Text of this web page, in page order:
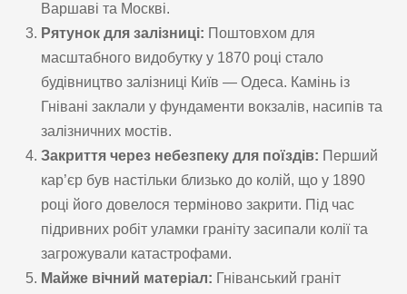
Варшаві та Москві.
Рятунок для залізниці: Поштовхом для
масштабного видобутку у 1870 році стало
будівництво залізниці Київ — Одеса. Камінь із
Гнівані заклали у фундаменти вокзалів, насипів та
залізничних мостів.
Закриття через небезпеку для поїздів: Перший
кар’єр був настільки близько до колій, що у 1890
році його довелося терміново закрити. Під час
підривних робіт уламки граніту засипали колії та
загрожували катастрофами.
Майже вічний матеріал: Гніванський граніт